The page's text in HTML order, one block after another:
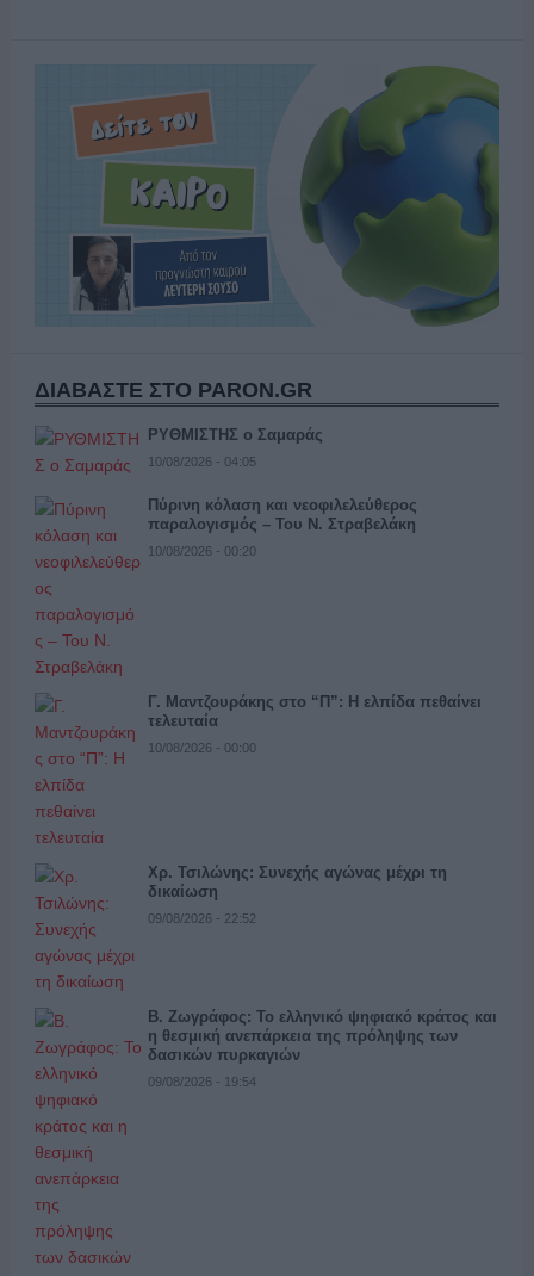
ΔΙΑΒΑΣΤΕ ΣΤΟ PARON.GR
ΡΥΘΜΙΣΤΗΣ ο Σαμαράς
10/08/2026 - 04:05
Πύρινη κόλαση και νεοφιλελεύθερος
παραλογισμός – Του Ν. Στραβελάκη
10/08/2026 - 00:20
Γ. Μαντζουράκης στο “Π”: Η ελπίδα πεθαίνει
τελευταία
10/08/2026 - 00:00
Χρ. Τσιλώνης: Συνεχής αγώνας μέχρι τη
δικαίωση
09/08/2026 - 22:52
Β. Ζωγράφος: Το ελληνικό ψηφιακό κράτος και
η θεσμική ανεπάρκεια της πρόληψης των
δασικών πυρκαγιών
09/08/2026 - 19:54